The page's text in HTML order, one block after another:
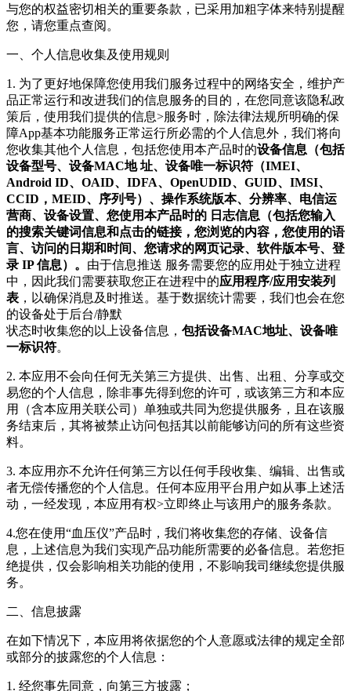
与您的权益密切相关的重要条款，已采用加粗字体来特别提醒
您，请您重点查阅。
一、个人信息收集及使用规则
1. 为了更好地保障您使用我们服务过程中的网络安全，维护产
品正常运行和改进我们的信息服务的目的，在您同意该隐私政
策后，使用我们提供的信息>服务时，除法律法规所明确的保
障App基本功能服务正常运行所必需的个人信息外，我们将向
您收集其他个人信息，包括您使用本产品时的设备信息（包括
设备型号、设备MAC地 址、设备唯一标识符（IMEI、
Android ID、OAID、IDFA、OpenUDID、GUID、IMSI、
CCID，MEID、序列号）、操作系统版本、分辨率、电信运
营商、设备设置、您使用本产品时的 日志信息（包括您输入
的搜索关键词信息和点击的链接，您浏览的内容，您使用的语
言、访问的日期和时间、您请求的网页记录、软件版本号、登
录 IP 信息）。 由于信息推送 服务需要您的应用处于独立进程
中，因此我们需要获取您正在进程中的应用程序/应用安装列
表 ，以确保消息及时推送。基于数据统计需要，我们也会在您
的设备处于后台/静默
状态时收集您的以上设备信息， 包括设备MAC地址、设备唯
一标识符。
2. 本应用不会向任何无关第三方提供、出售、出租、分享或交
易您的个人信息，除非事先得到您的许可，或该第三方和本应
用（含本应用关联公司）单独或共同为您提供服务，且在该服
务结束后，其将被禁止访问包括其以前能够访问的所有这些资
料。
3. 本应用亦不允许任何第三方以任何手段收集、编辑、出售或
者无偿传播您的个人信息。任何本应用平台用户如从事上述活
动，一经发现，本应用有权>立即终止与该用户的服务条款。
4.您在使用“血压仪”产品时，我们将收集您的存储、设备信
息，上述信息为我们实现产品功能所需要的必备信息。若您拒
绝提供，仅会影响相关功能的使用，不影响我司继续您提供服
务。
二、信息披露
在如下情况下，本应用将依据您的个人意愿或法律的规定全部
或部分的披露您的个人信息：
1. 经您事先同意，向第三方披露；